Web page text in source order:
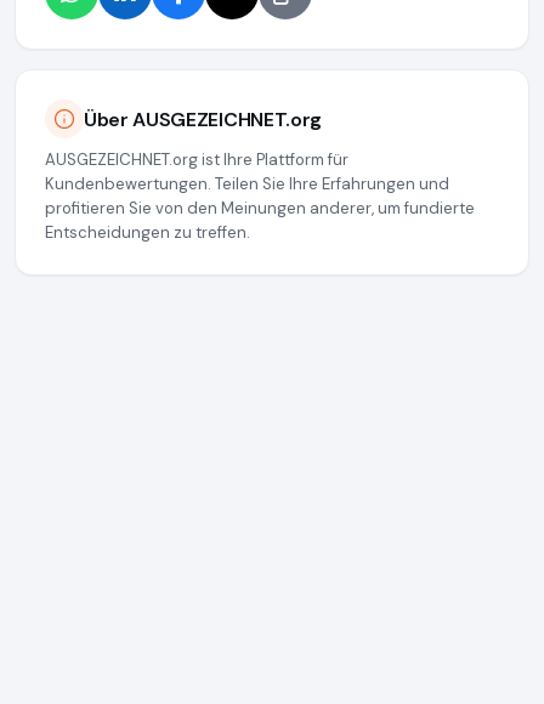
Über AUSGEZEICHNET.org
AUSGEZEICHNET.org ist Ihre Plattform für
Kundenbewertungen. Teilen Sie Ihre Erfahrungen und
profitieren Sie von den Meinungen anderer, um fundierte
Entscheidungen zu treffen.